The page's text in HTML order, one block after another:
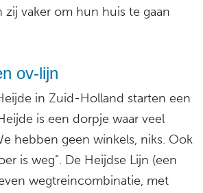
zij vaker om hun huis te gaan
ov-lijn
in Zuid-Holland starten een
is een dorpje waar veel
hebben geen winkels, niks. Ook
is weg”. De Heijdse Lijn (een
wegtreincombinatie, met